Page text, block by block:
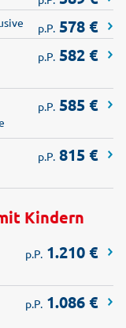
p.P. 578 €
p.P. 582 €
p.P. 585 €
p.P. 815 €
Kindern
p.P. 1.210 €
p.P. 1.086 €